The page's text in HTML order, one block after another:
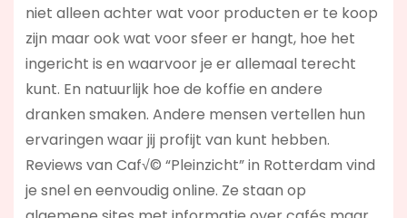
niet alleen achter wat voor producten er te koop
zijn maar ook wat voor sfeer er hangt, hoe het
ingericht is en waarvoor je er allemaal terecht
kunt. En natuurlijk hoe de koffie en andere
dranken smaken. Andere mensen vertellen hun
ervaringen waar jij profijt van kunt hebben.
Reviews van Caf√© “Pleinzicht” in Rotterdam vind
je snel en eenvoudig online. Ze staan op